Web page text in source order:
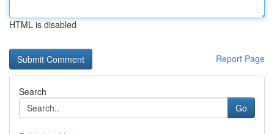
HTML is disabled
Report Page
Search
Go